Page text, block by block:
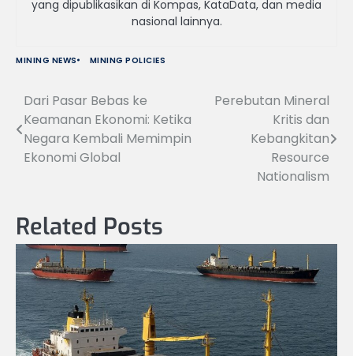
yang dipublikasikan di Kompas, KataData, dan media
nasional lainnya.
MINING NEWS MINING POLICIES
Navigasi
pos
Dari Pasar Bebas ke
Keamanan Ekonomi: Ketika
Negara Kembali Memimpin
Ekonomi Global
Perebutan Mineral
Kritis dan
Kebangkitan
Resource
Nationalism
Related Posts